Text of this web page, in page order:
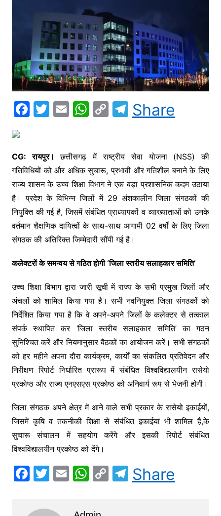
F
e
b
o
o
k
T
er
E
l
W
s
A
p
p
C
y
Li
n
k
T
el
gr
a
m
Share
​CG: रायपुर।छत्तीसगढ़ में राष्ट्रीय सेवा योजना (NSS) की
गतिविधियों को और अधिक सुचारू, प्रभावी और गतिशील बनाने के लिए
राज्य शासन के उच्च शिक्षा विभाग ने एक बड़ा प्रशासनिक कदम उठाया
है। प्रदेश के विभिन्न जिलों में 29 अंशकालीन जिला संगठकों की
नियुक्ति की गई है, जिसमें संबंधित प्राध्यापकों व व्याख्याताओं को उनके
वर्तमान शैक्षणिक दायित्वों के साथ-साथ आगामी 02 वर्षों के लिए जिला
संगठक की अतिरिक्त जिम्मेदारी सौंपी गई है।
कलेक्टरों के समन्वय से गठित होगी ‘जिला स्तरीय सलाहकार समिति’
उच्च शिक्षा विभाग द्वारा जारी सूची में राज्य के सभी प्रमुख जिलों और
अंचलों को शामिल किया गया है। सभी नवनियुक्त जिला संगठकों को
निर्देशित किया गया है कि वे अपने-अपने जिलों के कलेक्टर से तत्काल
संपर्क स्थापित कर ‘जिला स्तरीय सलाहकार समिति’ का गठन
सुनिश्चित करें और नियमानुसार बैठकों का आयोजन करें। सभी संगठकों
को हर महीने अपना दौरा कार्यक्रम, कार्यों का संकलित प्रतिवेदन और
निरीक्षण रिपोर्ट निर्धारित प्रारूप में संबंधित विश्वविद्यालयीन रासेयो
प्रकोष्ठ और राज्य एनएसएस प्रकोष्ठ को अनिवार्य रूप से भेजनी होगी।
जिला संगठक अपने क्षेत्र में आने वाले सभी प्रकार के रासेयो इकाईयों,
जिसमें कृषि व तकनीकी शिक्षा से संबंधित इकाईयां भी शामिल हैं,के
सुचारू संचालन में सहयोग करेंगे और इसकी रिपोर्ट संबंधित
विश्वविद्यालयीन प्रकोष्ठ को देंगे।
F
c
T
itt
E W C T
el
Share